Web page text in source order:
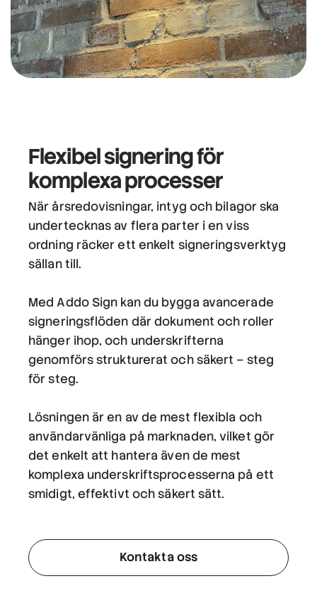
Flexibel signering för
komplexa processer
När årsredovisningar, intyg och bilagor ska
undertecknas av flera parter i en viss
ordning räcker ett enkelt signeringsverktyg
sällan till.
Med Addo Sign kan du bygga avancerade
signeringsflöden där dokument och roller
hänger ihop, och underskrifterna
genomförs strukturerat och säkert – steg
för steg.
Lösningen är en av de mest flexibla och
användarvänliga på marknaden, vilket gör
det enkelt att hantera även de mest
komplexa underskriftsprocesserna på ett
smidigt, effektivt och säkert sätt.
Kontakta oss